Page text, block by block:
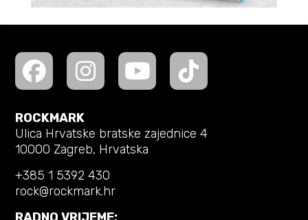
ROCKMARK
Ulica Hrvatske bratske zajednice 4
10000 Zagreb, Hrvatska
+385 1 5392 430
rock@rockmark.hr